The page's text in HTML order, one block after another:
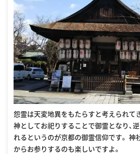
怨霊は天変地異をもたらすと考えられて
神としてお祀りすることで御霊となり、
れるというのが京都の御霊信仰です。 神
からお参りするのも楽しいですよ。